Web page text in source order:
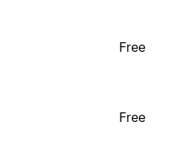
Free
Free